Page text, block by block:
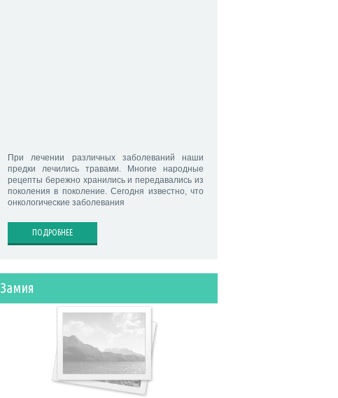
При лечении различных заболеваний наши
предки лечились травами. Многие народные
рецепты бережно хранились и передавались из
поколения в поколение. Сегодня известно, что
онкологические заболевания
ПОДРОБНЕЕ
Замия